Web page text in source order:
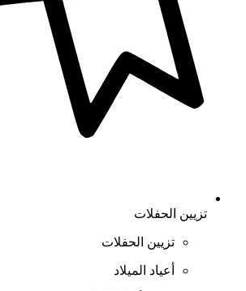
تزيين الحفلات
تزيين الحفلات
أعياد الميلاد